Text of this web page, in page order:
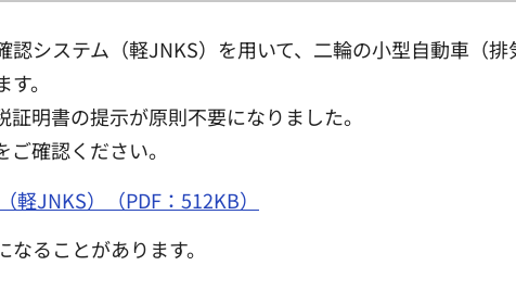
システム（軽JNKS）を用いて、二輪の小型自動車（
。
明書の提示が原則不要になりました。
確認ください。
JNKS）（PDF：512KB）
ることがあります。